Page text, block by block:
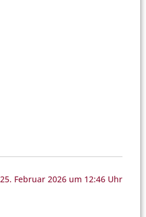
25. Februar 2026 um 12:46 Uhr